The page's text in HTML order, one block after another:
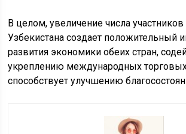
В целом, увеличение числа
Узбекистана создает положительный
развития экономики обеих стран,
укреплению международных
способствует улучшению